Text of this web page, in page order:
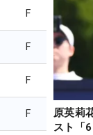
F
F
F
F
原英莉
スト「